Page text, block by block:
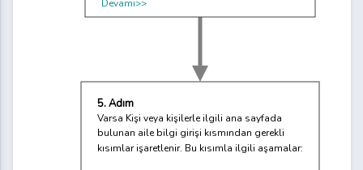
Devamı>>
5. Adım
Varsa Kişi veya kişilerle ilgili ana sayfada
bulunan aile bilgi girişi kısmından gerekli
kısımlar işaretlenir. Bu kısımla ilgili aşamalar: